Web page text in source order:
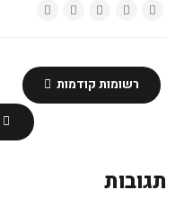
רשומות קודמות
תגובות